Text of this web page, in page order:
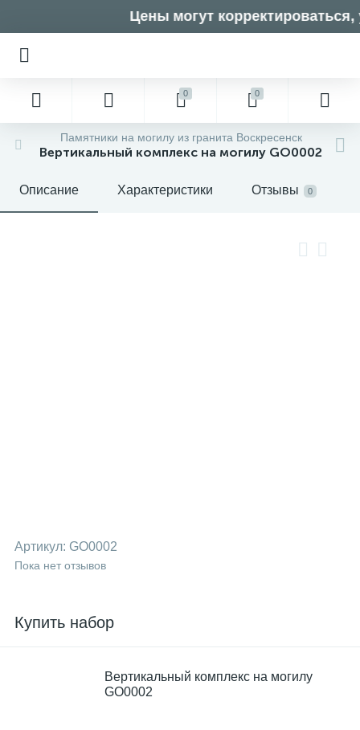
Цены могут корректироваться,
0 0
Памятники на могилу из гранита Воскресенск
Вертикальный комплекс на могилу GO0002
Описание Характеристики Отзывы 0
Артикул: GO0002
Пока нет отзывов
Купить набор
Вертикальный комплекс на могилу
GO0002